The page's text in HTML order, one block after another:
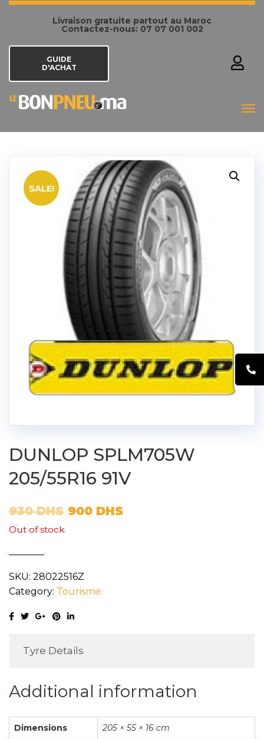
Livraison gratuite partout au Maroc
Contactez-nous: 07 07 001 002
GUIDE
D'ACHAT
SALE!
DUNLOP SPLM705W
205/55R16 91V
930DHS 900 DHS
Out of stock
SKU: 28022516Z
Category: Tourisme
Tyre Details
Additional information
Dimensions 205 × 55 × 16 cm